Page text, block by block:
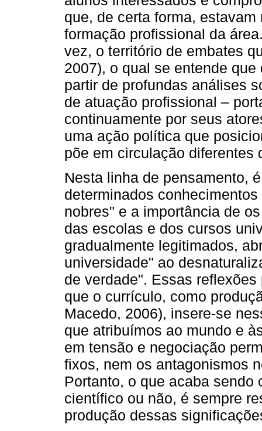
que, de certa forma,
formação profissional da
vez, o território de embates
2007), o qual se entende
partir de profundas análises
de atuação profissional –
continuamente por seus
uma ação política que
põe em circulação diferentes
Nesta linha de pensamento,
determinados
nobres" e a importância de
das escolas e dos cursos
gradualmente legitimados,
universidade" ao
de verdade". Essas
que o currículo, como
Macedo, 2006), insere-se
que atribuímos ao mundo e
em tensão e negociação
fixos, nem os antagonismos
Portanto, o que acaba
científico ou não, é sempre
produção dessas